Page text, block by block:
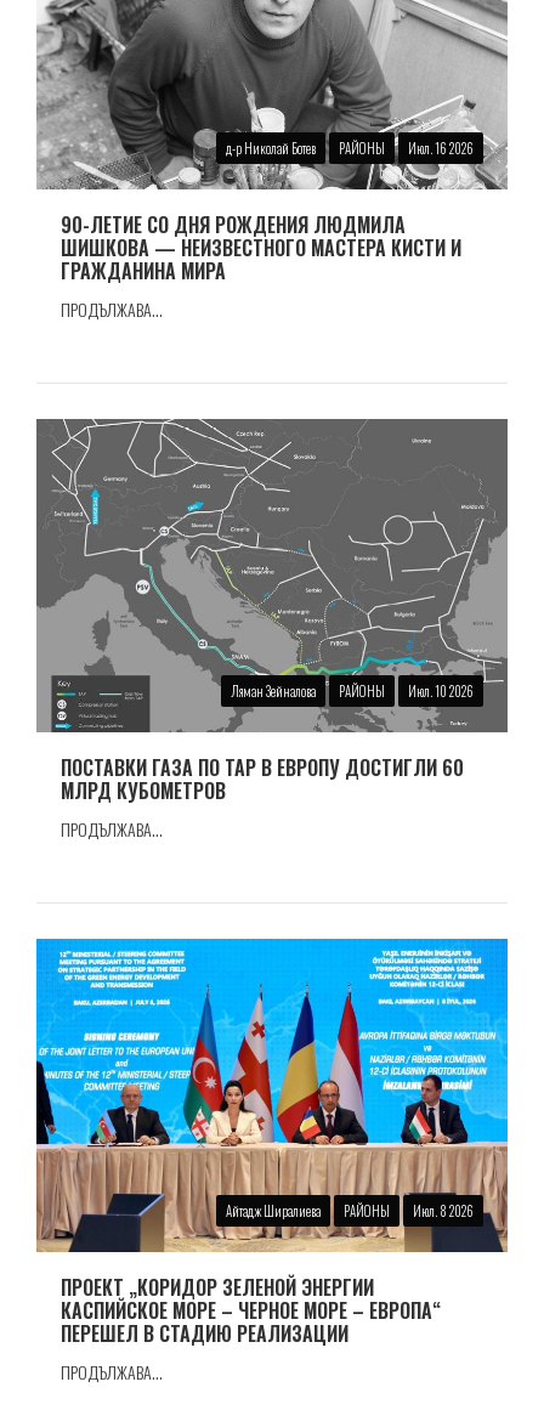
д-р Николай Ботев РАЙОНЫ Июл. 16 2026
90-ЛЕТИЕ СО ДНЯ РОЖДЕНИЯ ЛЮДМИЛА
ШИШКОВА — НЕИЗВЕСТНОГО МАСТЕРА КИСТИ И
ГРАЖДАНИНА МИРА
ПРОДЪЛЖАВА...
Ляман Зейналова РАЙОНЫ Июл. 10 2026
ПОСТАВКИ ГАЗА ПО TAP В ЕВРОПУ ДОСТИГЛИ 60
МЛРД КУБОМЕТРОВ
ПРОДЪЛЖАВА...
Айтадж Ширалиева РАЙОНЫ Июл. 8 2026
ПРОЕКТ „КОРИДОР ЗЕЛЕНОЙ ЭНЕРГИИ
КАСПИЙСКОЕ МОРЕ – ЧЕРНОЕ МОРЕ – ЕВРОПА“
ПЕРЕШЕЛ В СТАДИЮ РЕАЛИЗАЦИИ
ПРОДЪЛЖАВА...